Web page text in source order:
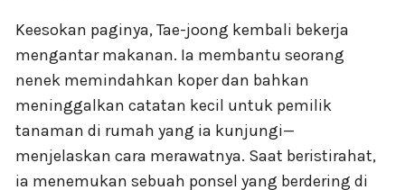
Keesokan paginya, Tae-joong kembali bekerja
mengantar makanan. Ia membantu seorang
nenek memindahkan koper dan bahkan
meninggalkan catatan kecil untuk pemilik
tanaman di rumah yang ia kunjungi—
menjelaskan cara merawatnya. Saat beristirahat,
ia menemukan sebuah ponsel yang berdering di